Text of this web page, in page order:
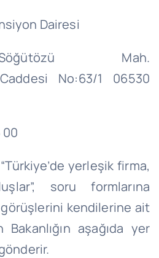
Dairesi
Mah.
No:63/1 06530
00
yerleşik firma,
soru formlarına
görüşlerini kendilerine ait
Bakanlığın aşağıda yer